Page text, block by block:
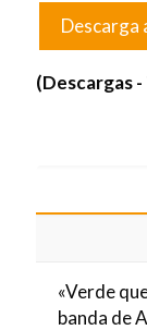
Descarga
(Descargas -
«Verde
banda de